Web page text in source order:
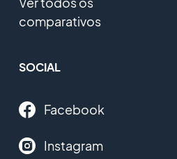
comparativos
SOCIAL
Facebook
Instagram